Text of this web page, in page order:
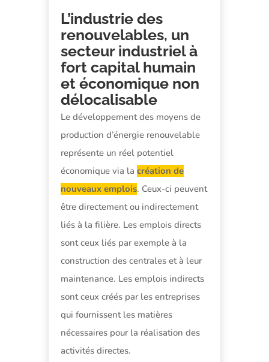
L’industrie des
renouvelables, un
secteur industriel à
fort capital humain
et économique non
délocalisable
Le développement des moyens de
production d’énergie renouvelable
représente un réel potentiel
économique via la création de
nouveaux emplois. Ceux-ci peuvent
être directement ou indirectement
liés à la filière. Les emplois directs
sont ceux liés par exemple à la
construction des centrales et à leur
maintenance. Les emplois indirects
sont ceux créés par les entreprises
qui fournissent les matières
nécessaires pour la réalisation des
activités directes.